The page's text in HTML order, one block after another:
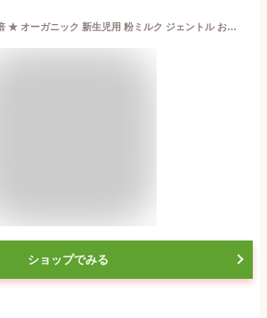
★ ポイント10倍 ★ オーガニック 新生児用 粉ミルク ジェントル お腹の弱い赤ちゃん ベイビー フォーミュラ 14oz 400g Bobbie ボビー
ショップでみる